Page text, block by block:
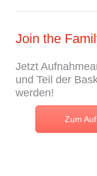
Join the
Jetzt
und Teil der
werden!
Zum